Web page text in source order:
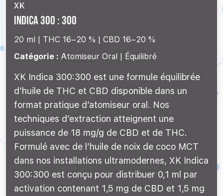
XK
Indica 300 : 300
20 ml | THC 16–20 %
CBD 16–20 %
Catégorie : Atomiseur Oral | Équilibré
XK Indica 300:300 est une formule équilibrée
d’huile de THC et CBD disponible dans un
format pratique d’atomiseur oral. Nos
techniques d’extraction atteignent une
puissance de 18 mg/g de CBD et de THC.
Formulé avec de l’huile de noix de coco MCT
dans nos installations ultramodernes, XK Indica
300:300 est conçu pour distribuer 0,1 ml par
activation contenant 1,5 mg de CBD et 1,5 mg